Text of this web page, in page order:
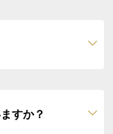
すか？